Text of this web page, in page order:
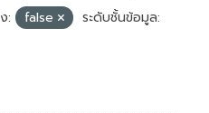
: false
ระดับชั้นข้อมูล: